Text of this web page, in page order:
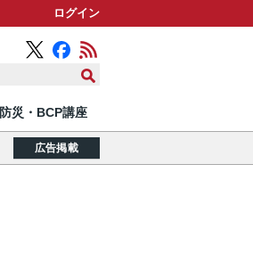
ログイン
防災・BCP講座
広告掲載